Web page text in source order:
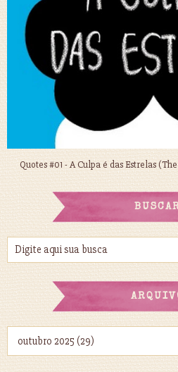
Quotes #01 - A Culpa é das Estrelas